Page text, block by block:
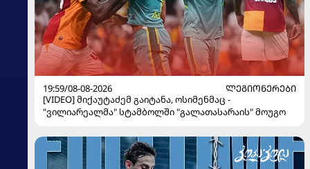
19:59/08-08-2026
ᲚᲔᲒᲘᲝᲜᲔᲠᲔᲑᲘ
[VIDEO] მიქაუტაძემ გაიტანა, ოსიმენმაც -
"ვილიარეალმა" სტამბოლში "გალათასარაის" მოუგო